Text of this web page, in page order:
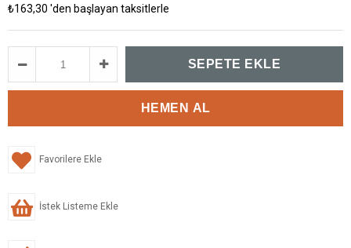
₺163,30 'den başlayan taksitlerle
Favorilere Ekle
İstek Listeme Ekle